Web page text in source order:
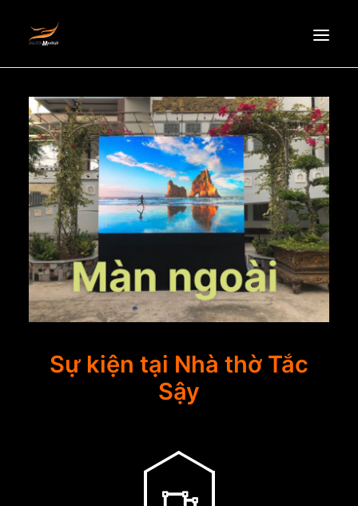
HOMEPAGE
ABOUT US
NEWS
PRODUCTS
PARTNERS
RECRUITMENT
CONTACT
EN
Sự kiện tại Nhà thờ Tắc
Sậy